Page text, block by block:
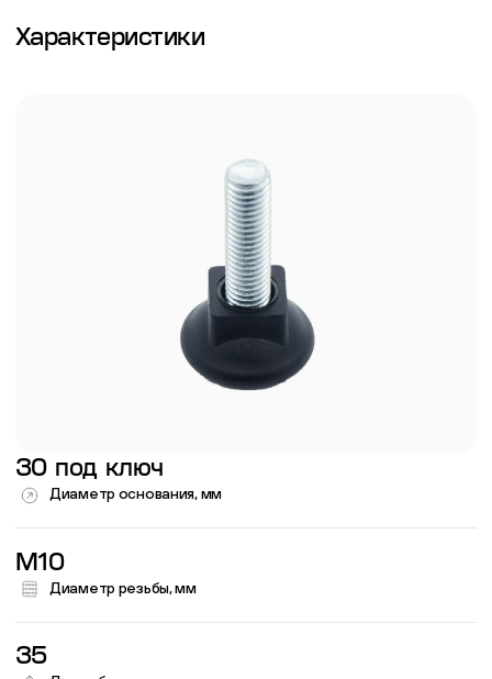
Характеристики
30 под ключ
Диаметр основания, мм
M10
Диаметр резьбы, мм
35